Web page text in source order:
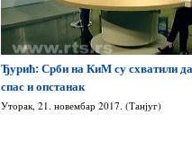
Ђурић: Срби на КиМ су схватили да
спас и опстанак
Уторак, 21. новембар 2017. (Танјуг)